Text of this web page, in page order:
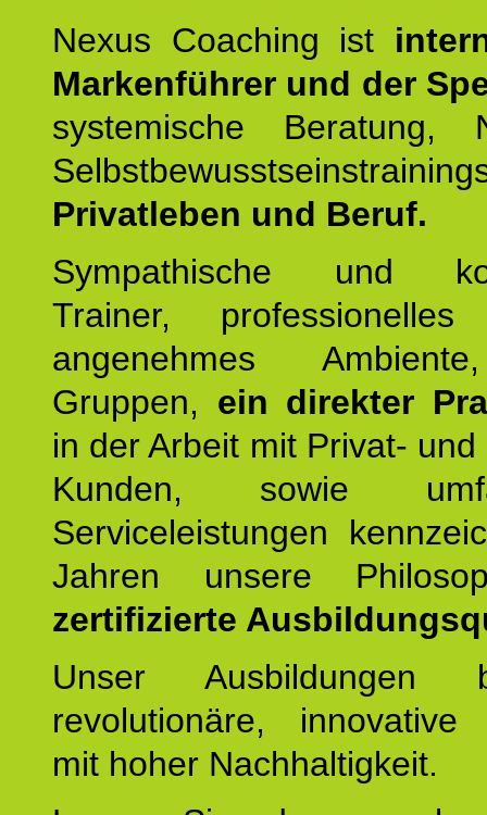
Nexus Coaching ist
Markenführer und der
systemische Beratung,
Privatleben und Beruf.
Sympathische und
Trainer, professionelles
angenehmes
Gruppen, ein direkter
in der Arbeit mit Privat-
Kunden, sowie
Serviceleistungen
Jahren unsere
zertifizierte
Unser Ausbildungen
revolutionäre, innovative
mit hoher Nachhaltigkeit.